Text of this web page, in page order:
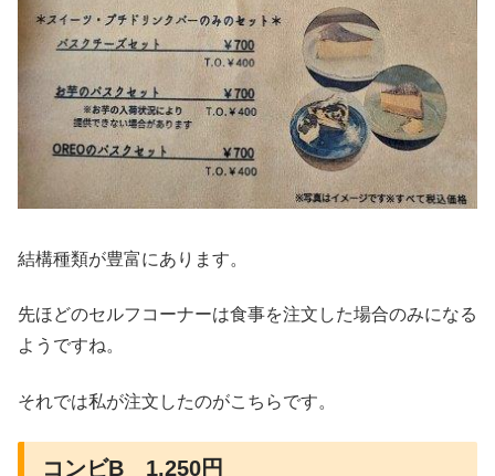
結構種類が豊富にあります。
先ほどのセルフコーナーは食事を注文した場合のみになる
ようですね。
それでは私が注文したのがこちらです。
コンビB 1,250円